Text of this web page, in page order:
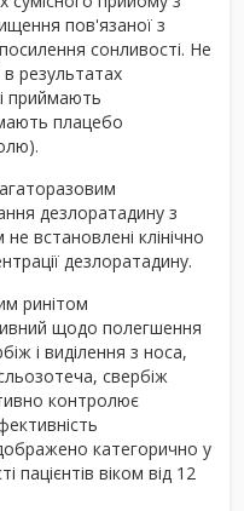
пов'язаної з
сонливості. Не
в результатах
приймають
плацебо
дезлоратадину з
встановлені клінічно
дезлоратадину.
ринітом
щодо полегшення
і виділення з носа,
свербіж
контролює
категорично у
пацієнтів віком від 12